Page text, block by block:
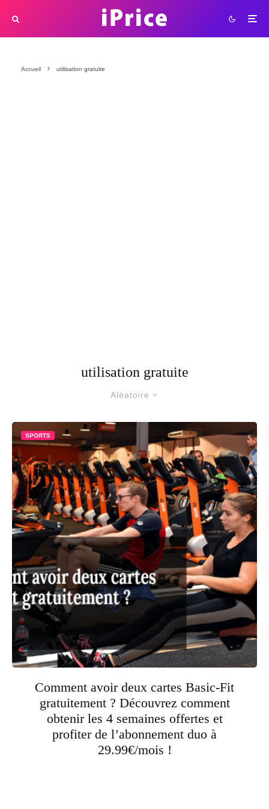
Accueil utilisation gratuite
utilisation gratuite
Aléatoire
SPORTS
Comment avoir deux cartes Basic-Fit
gratuitement ? Découvrez comment
obtenir les 4 semaines offertes et
profiter de l’abonnement duo à
29.99€/mois !